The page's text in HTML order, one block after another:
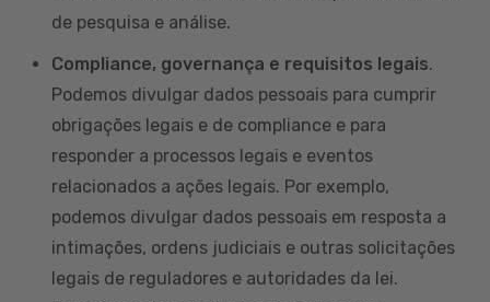
de pesquisa e análise.
Compliance, governança e requisitos legais.
Podemos divulgar dados pessoais para cumprir
obrigações legais e de compliance e para
responder a processos legais e eventos
relacionados a ações legais. Por exemplo,
podemos divulgar dados pessoais em resposta a
intimações, ordens judiciais e outras solicitações
legais de reguladores e autoridades da lei.